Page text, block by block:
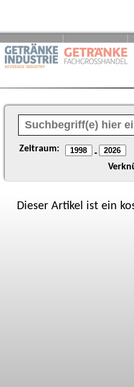
Zeitraum: -
Dieser Artikel ist ein